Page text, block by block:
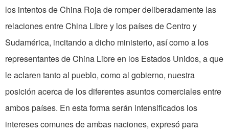
los intentos de China Roja de romper deliberadamente las
relaciones entre China Libre y los países de Centro y
Sudamérica, incitando a dicho ministerio, así como a los
representantes de China Libre en los Estados Unidos, a que
le aclaren tanto al pueblo, como al gobierno, nuestra
posición acerca de los diferentes asuntos comerciales entre
ambos países. En esta forma serán intensificados los
intereses comunes de ambas naciones, expresó para